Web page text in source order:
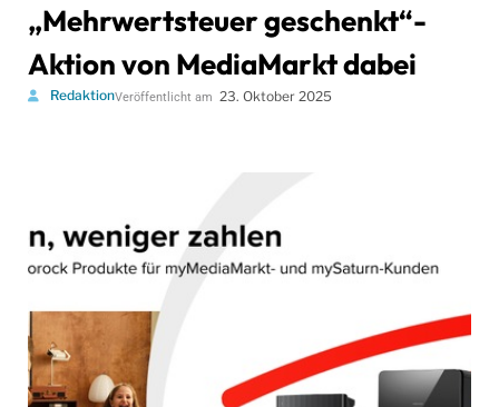
„Mehrwertsteuer geschenkt“-
Aktion von MediaMarkt dabei
RedaktionVeröffentlicht am 23. Oktober 2025